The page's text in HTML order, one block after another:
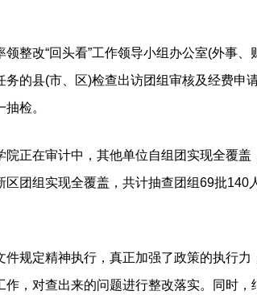
改“回头看”工作领导小组办公室(外事、
的县(市、区)检查出访团组审核及经费申
检。
在审计中，其他单位自组团实现全覆盖
团组实现全覆盖，共计抽查团组69批140
定精神执行，真正加强了政策的执行力
，对查出来的问题进行整改落实。同时